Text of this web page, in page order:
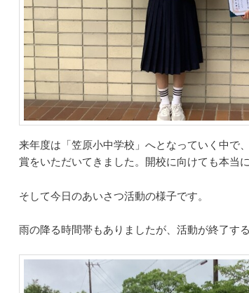
来年度は「笠原小中学校」へとなっていく中で
賞をいただいてきました。開校に向けても本当
そして今日のあいさつ活動の様子です。
雨の降る時間帯もありましたが、活動が終了す